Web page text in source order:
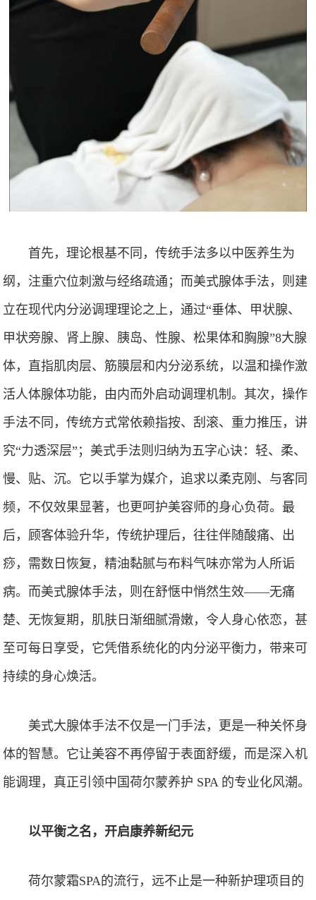
首先，理论根基不同，传统手法多以中医养生为
纲，注重穴位刺激与经络疏通；而美式腺体手法，则建
立在现代内分泌调理理论之上，通过“垂体、甲状腺、
甲状旁腺、肾上腺、胰岛、性腺、松果体和胸腺”8大腺
体，直指肌肉层、筋膜层和内分泌系统，以温和操作激
活人体腺体功能，由内而外启动调理机制。其次，操作
手法不同，传统方式常依赖指按、刮滚、重力推压，讲
究“力透深层”；美式手法则归纳为五字心诀：轻、柔、
慢、贴、沉。它以手掌为媒介，追求以柔克刚、与客同
频，不仅效果显著，也更呵护美容师的身心负荷。最
后，顾客体验升华，传统护理后，往往伴随酸痛、出
痧，需数日恢复，精油黏腻与布料气味亦常为人所诟
病。而美式腺体手法，则在舒惬中悄然生效——无痛
楚、无恢复期，肌肤日渐细腻滑嫩，令人身心依恋，甚
至可每日享受，它凭借系统化的内分泌平衡力，带来可
持续的身心焕活。
美式大腺体手法不仅是一门手法，更是一种关怀身
体的智慧。它让美容不再停留于表面舒缓，而是深入机
能调理，真正引领中国荷尔蒙养护 SPA 的专业化风潮。
以平衡之名，开启康养新纪元
荷尔蒙霜SPA的流行，远不止是一种新护理项目的